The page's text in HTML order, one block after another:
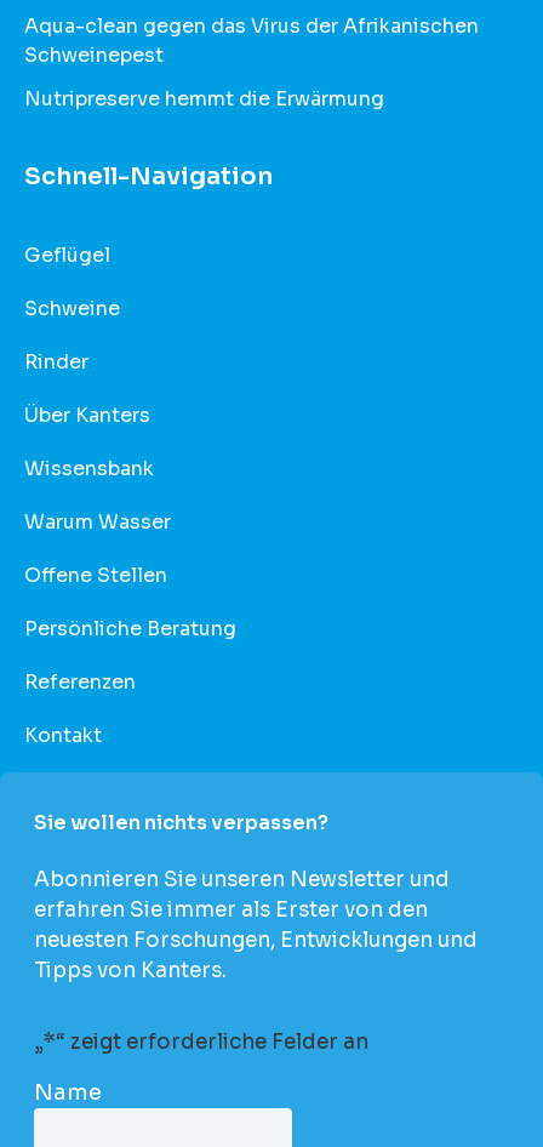
Aqua-clean gegen das Virus der Afrikanischen
Schweinepest
Nutripreserve hemmt die Erwärmung
Schnell-Navigation
Geflügel
Schweine
Rinder
Über Kanters
Wissensbank
Warum Wasser
Offene Stellen
Persönliche Beratung
Referenzen
Kontakt
Sie wollen nichts verpassen?
Abonnieren Sie unseren Newsletter und
erfahren Sie immer als Erster von den
neuesten Forschungen, Entwicklungen und
Tipps von Kanters.
„*“ zeigt erforderliche Felder an
Name